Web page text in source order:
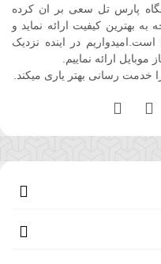
پارس تل سعی بر ان کرده
به بهترین کیفیت ارائه نماید و
در اینده نزدیک
موبایل ارائه نماییم.
خدمت رسانی بهتر یاری میکند.